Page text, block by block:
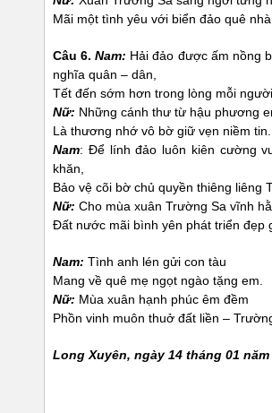
Mãi một tình yêu với biển đảo quê
Câu 6. Nam: Hải đảo được ấm nồng
nghĩa quân – dân,
Tết đến sớm hơn trong lòng mỗi
Nữ: Những cánh thư từ hậu phương
Là thương nhớ vô bờ giữ vẹn niềm tin.
Nam: Để lính đảo luôn kiên cường
khăn,
Bảo vệ cõi bờ chủ quyền thiêng liêng
Nữ: Cho mùa xuân Trường Sa vĩnh
Đất nước mãi bình yên phát triển đẹp
Nam: Tình anh lén gửi con tàu
Mang về quê mẹ ngọt ngào tặng em.
Nữ: Mùa xuân hạnh phúc êm đềm
Phồn vinh muôn thuở đất liền –
Long Xuyên, ngày 14 tháng 01 năm